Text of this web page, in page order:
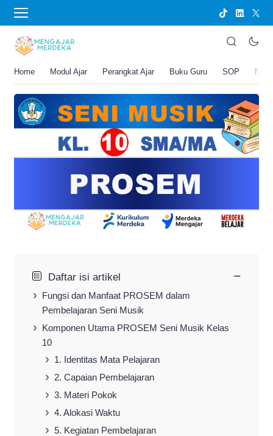
Home Modul Ajar Perangkat Ajar Buku Guru SOP
BERANDA
PROSEM Seni Musik Kelas 10 SMA/MA
26 April 2026 12:09 pm
4 menit membaca
Daftar isi artikel −
Fungsi dan Manfaat PROSEM dalam
Pembelajaran Seni Musik
Komponen Utama PROSEM Seni Musik Kelas
10
1. Identitas Mata Pelajaran
2. Capaian Pembelajaran
3. Materi Pokok
4. Alokasi Waktu
5. Kegiatan Pembelajaran